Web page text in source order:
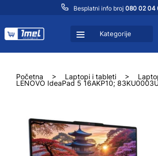
Besplatni info broj 080 02 04
Kategorije
Početna > Laptopi i tableti >
LENOVO IdeaPad 5 16AKP10;